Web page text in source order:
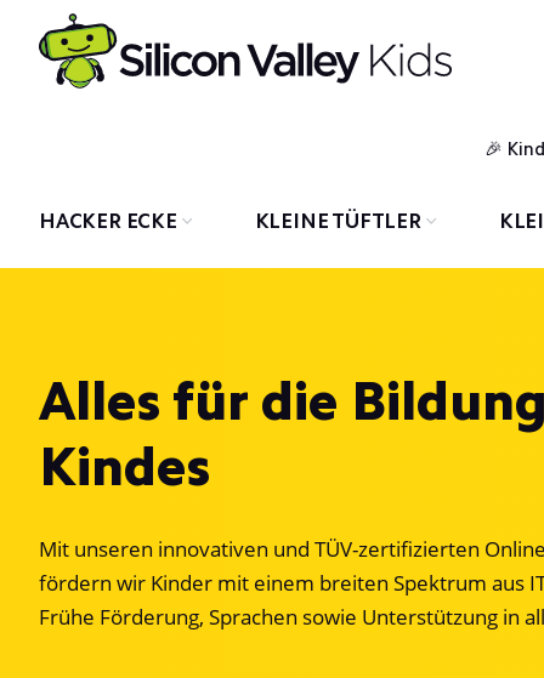
HACKER ECKE KLEINE TÜFTLER
Alles für die
Kindes
Mit unseren innovativen und TÜV-zertifizierten
fördern wir Kinder mit einem breiten Spektrum aus
Frühe Förderung, Sprachen sowie Unterstützung in